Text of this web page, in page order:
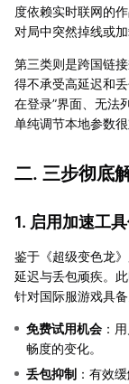
度依赖实时联网的
对局中突然掉线或
第三类则是跨国链
得不承受高延迟和
在登录”界面、无法
单纯调节本地参数
二. 三步彻底
1. 启用加速工
鉴于《超级变色龙
延迟与丢包顽疾。
针对国际服游戏具
免费试用机会 ：
畅度的变化。
丢包抑制 ：有效